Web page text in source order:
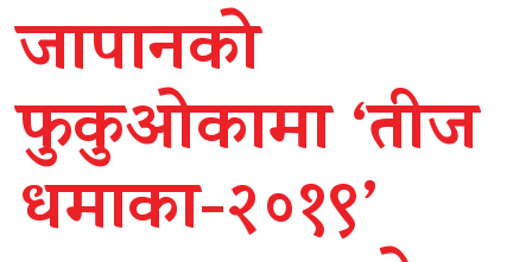
जापानको
फुकुओकामा ‘तीज
धमाका-२०१९’